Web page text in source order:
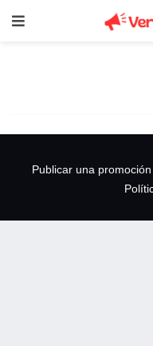
Publicar una promoción